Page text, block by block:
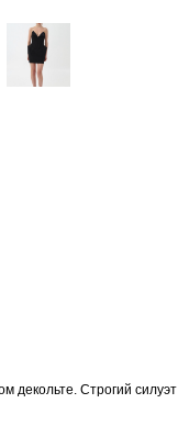
декольте. Строгий силуэт